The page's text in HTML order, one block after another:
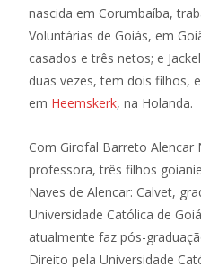
nascida em Corumbaíba,
Voluntárias de Goiás, em
casados e três netos; e
duas vezes, tem dois filhos,
em Heemskerk, na Holanda.
Com Girofal Barreto Alencar
professora, três filhos
Naves de Alencar: Calvet,
Universidade Católica de
atualmente faz pós-
Direito pela Universidade